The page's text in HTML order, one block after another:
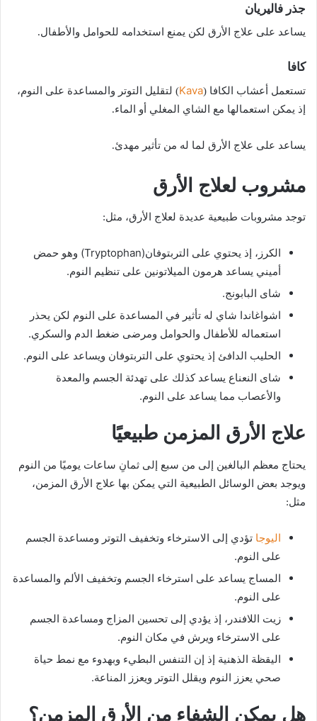
جذر فاليريان
يساعد على علاج الأرق لكن يمنع استخدامه للحوامل والأطفال.
كافا
تستعمل أعشاب الكافا (Kava) لتقليل التوتر والمساعدة على النوم،
إذ يمكن استعمالها مع الشاي المغلي أو الماء.
يساعد على علاج الأرق لما له من تأثير مهدئ.
مشروب لعلاج الأرق
توجد مشروبات طبيعية عديدة لعلاج الأرق، مثل:
الكرز، إذ يحتوي على التربتوفان(Tryptophan) وهو حمض
أميني يساعد هرمون الميلاتونين على تنظيم النوم.
شاى البابونج.
اشواغاندا شاي له تأثير في المساعدة على النوم لكن يحذر
استعماله للأطفال والحوامل ومرضى ضغط الدم والسكري.
الحليب الدافئ إذ يحتوي على التربتوفان ويساعد على النوم.
شاى النعناع يساعد كذلك على تهدئة الجسم والمعدة
والأعصاب مما يساعد على النوم.
علاج الأرق المزمن طبيعيًا
يحتاج معظم البالغين إلى من سبع إلى ثمانِ ساعات يوميًا من النوم
ويوجد بعض الوسائل الطبيعية التي يمكن بها علاج الأرق المزمن،
مثل:
اليوجا تؤدي إلى الاسترخاء وتخفيف التوتر ومساعدة الجسم
على النوم.
المساج يساعد على استرخاء الجسم وتخفيف الألم والمساعدة
على النوم.
زيت اللافندر، إذ يؤدي إلى تحسين المزاج ومساعدة الجسم
على الاسترخاء ويرش في مكان النوم.
اليقظة الذهنية إذ إن التنفس البطيء وبهدوء مع نمط حياة
صحي يعزز النوم ويقلل التوتر ويعزز المناعة.
هل يمكن الشفاء من الأرق المزمن؟